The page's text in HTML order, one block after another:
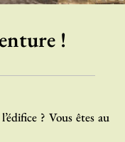
!
? Vous êtes au